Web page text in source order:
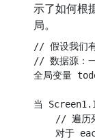
示了如何根
局。
// 假设我们
// 数据源：
全局变量
当
// 遍历
对于